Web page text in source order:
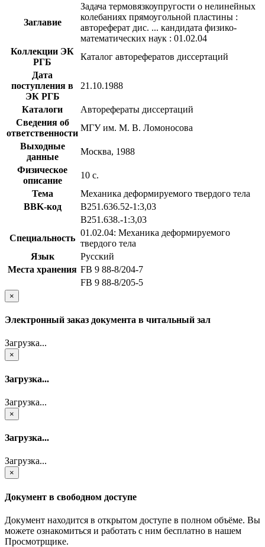
Заглавие
Задача термовязкоупругости о нелинейных
колебаниях прямоугольной пластины :
автореферат дис. ... кандидата физико-
математических наук : 01.02.04
Коллекции ЭК
РГБ
Каталог авторефератов диссертаций
Дата
поступления в
ЭК РГБ
21.10.1988
Каталоги
Авторефераты диссертаций
Сведения об
ответственности
МГУ им. М. В. Ломоносова
Выходные
данные
Москва, 1988
Физическое
описание
10 с.
Тема
Механика деформируемого твердого тела
BBK-код
В251.636.52-1:3,03
В251.638.-1:3,03
Специальность
01.02.04: Механика деформируемого
твердого тела
Язык
Русский
Места хранения FB 9 88-8/204-7
FB 9 88-8/205-5
×
Электронный заказ документа в читальный зал
Загрузка...
×
Загрузка...
Загрузка...
×
Загрузка...
Загрузка...
×
Документ в свободном доступе
Документ находится в открытом доступе в полном объёме. Вы
можете ознакомиться и работать с ним бесплатно в нашем
Просмотрщике.